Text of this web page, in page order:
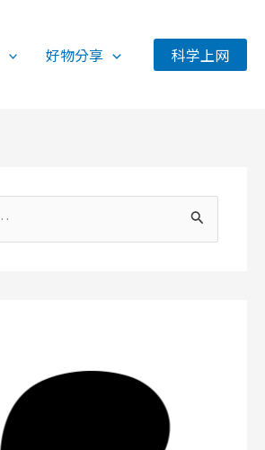
好物分享 科学上网